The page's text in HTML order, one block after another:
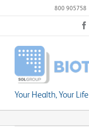
al
800 905758
Your Health, Your Life